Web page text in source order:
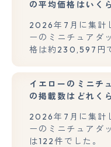
の平均価格はいく
2026年7月に集計
ーのミニチュアダ
格は約230,597円
イエローのミニチ
の掲載数はどれく
2026年7月に集計
ーのミニチュアダ
は122件でした。